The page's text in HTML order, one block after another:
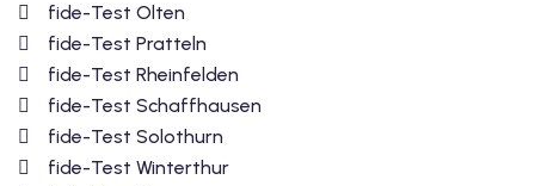
fide-Test Olten
fide-Test Pratteln
fide-Test Rheinfelden
fide-Test Schaffhausen
fide-Test Solothurn
fide-Test Winterthur